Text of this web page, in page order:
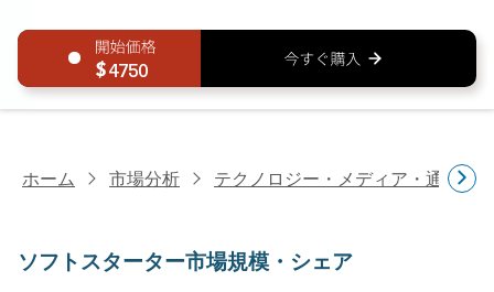
4750
ホーム 市場分析 テクノロジー・メディア・通信研
ソフトスターター市場規模・シェア